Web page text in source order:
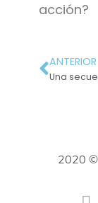
acción?
ANTERIOR
2020 ©